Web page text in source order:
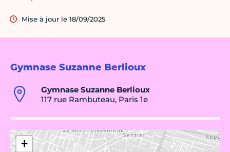
Gymnase Suzanne Berlioux
Gymnase Suzanne Berlioux
117 rue Rambuteau, Paris 1e
+
Mise à jour le 18/09/2025